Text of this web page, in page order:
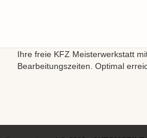
Ihre freie KFZ Meisterwerkstatt
Bearbeitungszeiten. Optimal